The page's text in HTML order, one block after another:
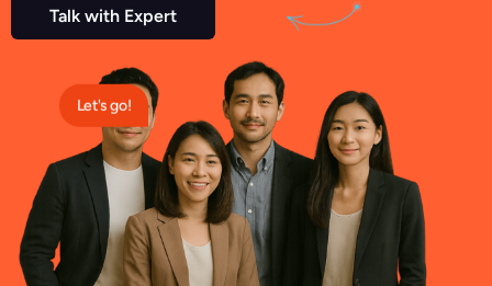
Talk with Expert
Let's go!